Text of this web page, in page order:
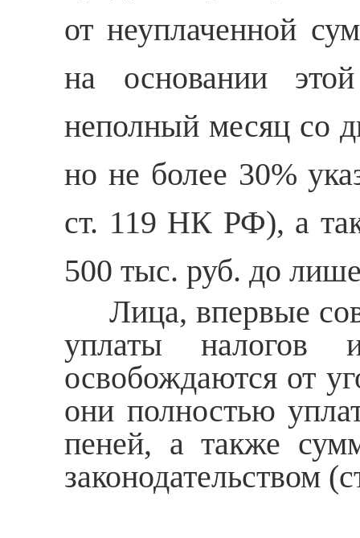
от неуплаченной
на основании
неполный месяц со
но не более 30%
ст. 119 НК РФ), а
500 тыс. руб. до
Лица, впервые
уплаты
освобождаются от
они полностью
пеней, а также
законодательством